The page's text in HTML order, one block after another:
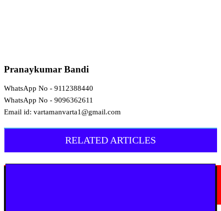
Pranaykumar Bandi
WhatsApp No - 9112388440
WhatsApp No - 9096362611
Email id: vartamanvarta1@gmail.com
RELATED ARTICLES